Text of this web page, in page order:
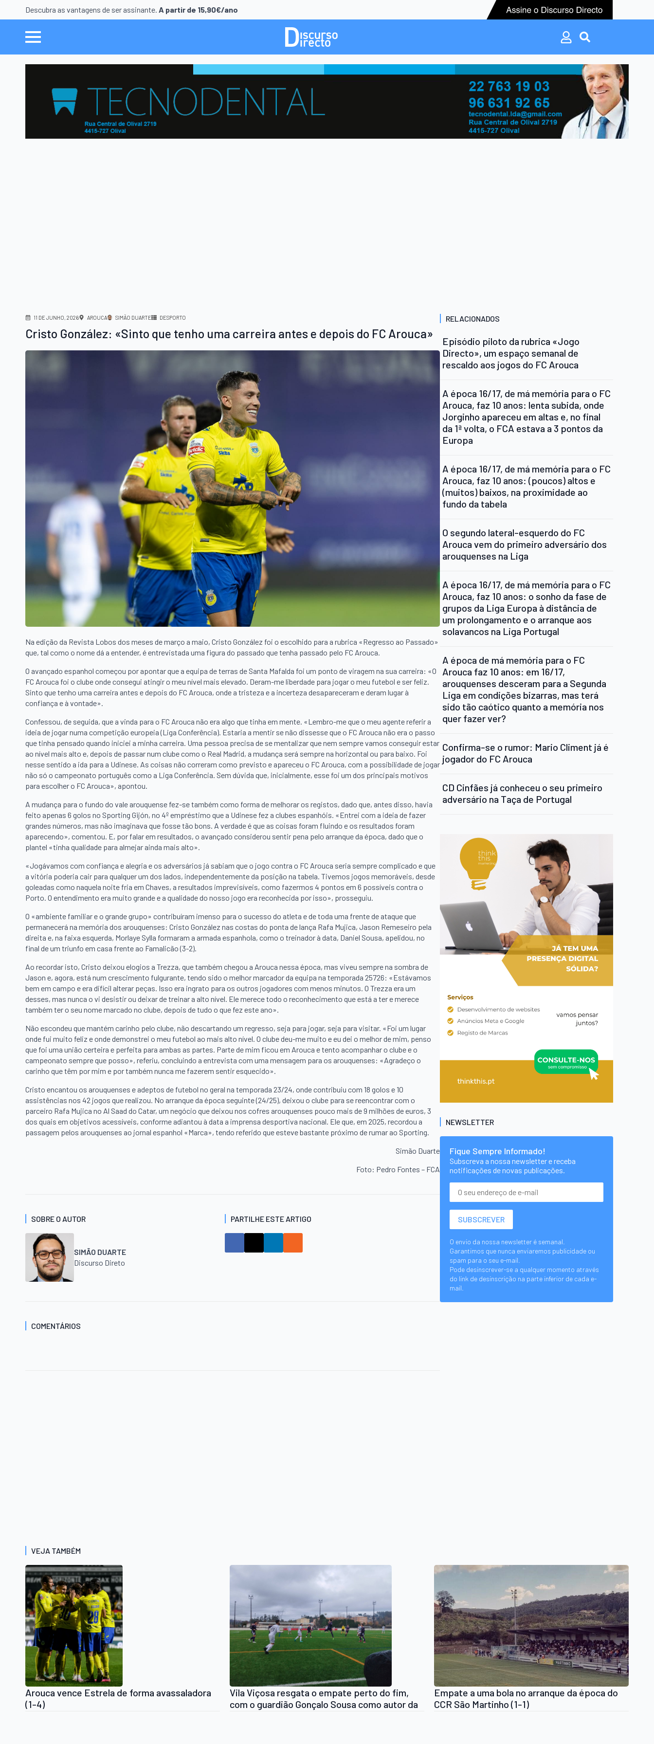
Descubra as vantagens de ser assinante. A partir de 15,90€/ano
Search
for:
Search
for:
11 DE JUNHO, 2026 AROUCA SIMÃO DUARTE DESPORTO
Cristo González: «Sinto que tenho uma carreira antes e depois do FC Arouca»
Na edição da Revista Lobos dos meses de março a maio, Cristo González foi o escolhido para a rubrica «Regresso ao Passado»
que, tal como o nome dá a entender, é entrevistada uma figura do passado que tenha passado pelo FC Arouca.
O avançado espanhol começou por apontar que a equipa de terras de Santa Mafalda foi um ponto de viragem na sua carreira: «O
FC Arouca foi o clube onde consegui atingir o meu nível mais elevado. Deram-me liberdade para jogar o meu futebol e ser feliz.
Sinto que tenho uma carreira antes e depois do FC Arouca, onde a tristeza e a incerteza desapareceram e deram lugar à
confiança e à vontade».
Confessou, de seguida, que a vinda para o FC Arouca não era algo que tinha em mente. «Lembro-me que o meu agente referir a
ideia de jogar numa competição europeia (Liga Conferência). Estaria a mentir se não dissesse que o FC Arouca não era o passo
que tinha pensado quando iniciei a minha carreira. Uma pessoa precisa de se mentalizar que nem sempre vamos conseguir estar
ao nível mais alto e, depois de passar num clube como o Real Madrid, a mudança será sempre na horizontal ou para baixo. Foi
nesse sentido a ida para a Udinese. As coisas não correram como previsto e apareceu o FC Arouca, com a possibilidade de jogar
não só o campeonato português como a Liga Conferência. Sem dúvida que, inicialmente, esse foi um dos principais motivos
para escolher o FC Arouca», apontou.
A mudança para o fundo do vale arouquense fez-se também como forma de melhorar os registos, dado que, antes disso, havia
feito apenas 6 golos no Sporting Gijón, no 4º empréstimo que a Udinese fez a clubes espanhóis. «Entrei com a ideia de fazer
grandes números, mas não imaginava que fosse tão bons. A verdade é que as coisas foram fluindo e os resultados foram
aparecendo», comentou. E, por falar em resultados, o avançado considerou sentir pena pelo arranque da época, dado que o
plantel «tinha qualidade para almejar ainda mais alto».
«Jogávamos com confiança e alegria e os adversários já sabiam que o jogo contra o FC Arouca seria sempre complicado e que
a vitória poderia cair para qualquer um dos lados, independentemente da posição na tabela. Tivemos jogos memoráveis, desde
goleadas como naquela noite fria em Chaves, a resultados imprevisíveis, como fazermos 4 pontos em 6 possíveis contra o
Porto. O entendimento era muito grande e a qualidade do nosso jogo era reconhecida por isso», prosseguiu.
O «ambiente familiar e o grande grupo» contribuíram imenso para o sucesso do atleta e de toda uma frente de ataque que
permanecerá na memória dos arouquenses: Cristo González nas costas do ponta de lança Rafa Mujica, Jason Remeseiro pela
direita e, na faixa esquerda, Morlaye Sylla formaram a armada espanhola, como o treinador à data, Daniel Sousa, apelidou, no
final de um triunfo em casa frente ao Famalicão (3-2).
Ao recordar isto, Cristo deixou elogios a Trezza, que também chegou a Arouca nessa época, mas viveu sempre na sombra de
Jason e, agora, está num crescimento fulgurante, tendo sido o melhor marcador da equipa na temporada 25726: «Estávamos
bem em campo e era difícil alterar peças. Isso era ingrato para os outros jogadores com menos minutos. O Trezza era um
desses, mas nunca o vi desistir ou deixar de treinar a alto nível. Ele merece todo o reconhecimento que está a ter e merece
também ter o seu nome marcado no clube, depois de tudo o que fez este ano».
Não escondeu que mantém carinho pelo clube, não descartando um regresso, seja para jogar, seja para visitar. «Foi um lugar
onde fui muito feliz e onde demonstrei o meu futebol ao mais alto nível. O clube deu-me muito e eu dei o melhor de mim, penso
que foi uma união certeira e perfeita para ambas as partes. Parte de mim ficou em Arouca e tento acompanhar o clube e o
campeonato sempre que posso», referiu, concluindo a entrevista com uma mensagem para os arouquenses: «Agradeço o
carinho que têm por mim e por também nunca me fazerem sentir esquecido».
Cristo encantou os arouquenses e adeptos de futebol no geral na temporada 23/24, onde contribuiu com 18 golos e 10
assistências nos 42 jogos que realizou. No arranque da época seguinte (24/25), deixou o clube para se reencontrar com o
parceiro Rafa Mujica no Al Saad do Catar, um negócio que deixou nos cofres arouquenses pouco mais de 9 milhões de euros, 3
dos quais em objetivos acessíveis, conforme adiantou à data a imprensa desportiva nacional. Ele que, em 2025, recordou a
passagem pelos arouquenses ao jornal espanhol «Marca», tendo referido que esteve bastante próximo de rumar ao Sporting.
Simão Duarte
Foto: Pedro Fontes – FCA
SOBRE O AUTOR
SIMÃO DUARTE
Discurso Direto
PARTILHE ESTE ARTIGO
COMENTÁRIOS
RELACIONADOS
Episódio piloto da rubrica «Jogo
Directo», um espaço semanal de
rescaldo aos jogos do FC Arouca
A época 16/17, de má memória para o FC
Arouca, faz 10 anos: lenta subida, onde
Jorginho apareceu em altas e, no final
da 1ª volta, o FCA estava a 3 pontos da
Europa
A época 16/17, de má memória para o FC
Arouca, faz 10 anos: (poucos) altos e
(muitos) baixos, na proximidade ao
fundo da tabela
O segundo lateral-esquerdo do FC
Arouca vem do primeiro adversário dos
arouquenses na Liga
A época 16/17, de má memória para o FC
Arouca, faz 10 anos: o sonho da fase de
grupos da Liga Europa à distância de
um prolongamento e o arranque aos
solavancos na Liga Portugal
A época de má memória para o FC
Arouca faz 10 anos: em 16/17,
arouquenses desceram para a Segunda
Liga em condições bizarras, mas terá
sido tão caótico quanto a memória nos
quer fazer ver?
Confirma-se o rumor: Mario Climent já é
jogador do FC Arouca
CD Cinfães já conheceu o seu primeiro
adversário na Taça de Portugal
NEWSLETTER
Fique Sempre Informado!
Subscreva a nossa newsletter e receba
notificações de novas publicações.
O envio da nossa newsletter é semanal.
Garantimos que nunca enviaremos publicidade ou
spam para o seu e-mail.
Pode desinscrever-se a qualquer momento através
do link de desinscrição na parte inferior de cada e-
mail.
VEJA TAMBÉM
Arouca vence Estrela de forma avassaladora
(1-4)
Vila Viçosa resgata o empate perto do fim,
com o guardião Gonçalo Sousa como autor da
Empate a uma bola no arranque da época do
CCR São Martinho (1-1)